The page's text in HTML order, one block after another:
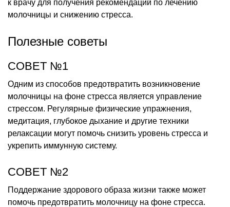
к врачу для получения рекомендаций по лечению
молочницы и снижению стресса.
Полезные советы
СОВЕТ №1
Одним из способов предотвратить возникновение
молочницы на фоне стресса является управление
стрессом. Регулярные физические упражнения,
медитация, глубокое дыхание и другие техники
релаксации могут помочь снизить уровень стресса и
укрепить иммунную систему.
СОВЕТ №2
Поддержание здорового образа жизни также может
помочь предотвратить молочницу на фоне стресса.